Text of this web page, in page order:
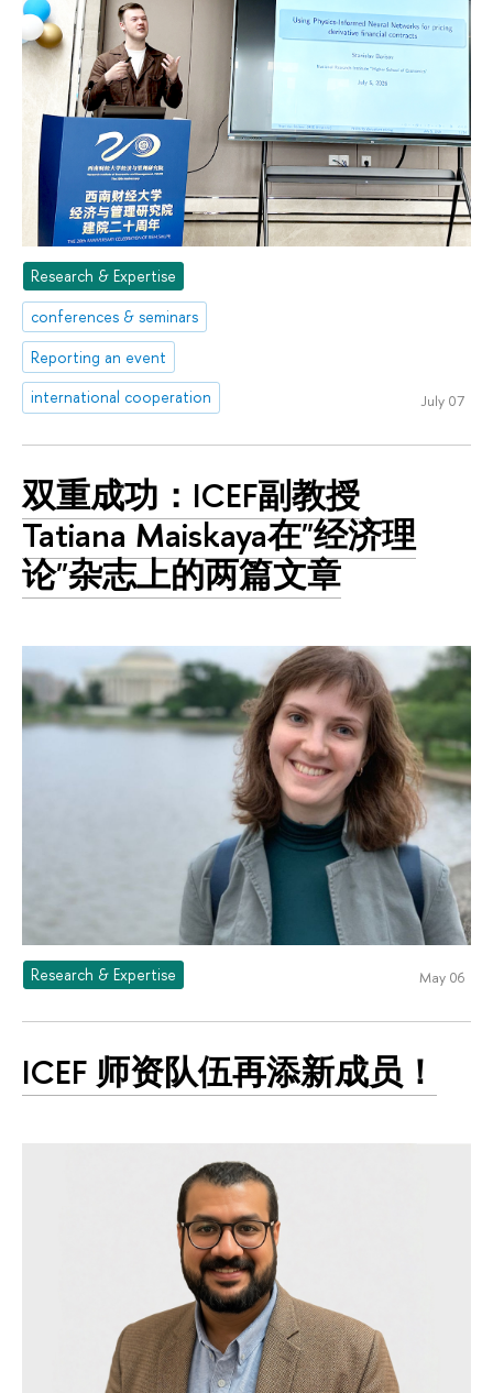
Research & Expertise
conferences & seminars
Reporting an event
international cooperation
July 07
双重成功：ICEF副教授
Tatiana Maiskaya在"经济理
论"杂志上的两篇文章
Research & Expertise May 06
ICEF 师资队伍再添新成员！